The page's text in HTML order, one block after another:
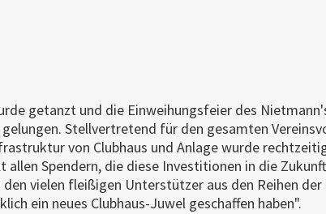
getanzt und die Einweihungsfeier des
Stellvertretend für den gesamten
von Clubhaus und Anlage wurde
allen Spendern, die diese Investitionen in die
vielen fleißigen Unterstützer aus den Reihen
ein neues Clubhaus-Juwel geschaffen haben".